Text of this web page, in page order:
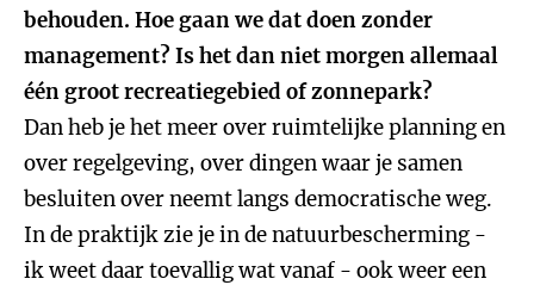
behouden. Hoe gaan we dat doen zonder
management? Is het dan niet morgen allemaal
één groot recreatiegebied of zonnepark?
Dan heb je het meer over ruimtelijke planning en
over regelgeving, over dingen waar je samen
besluiten over neemt langs democratische weg.
In de praktijk zie je in de natuurbescherming -
ik weet daar toevallig wat vanaf - ook weer een